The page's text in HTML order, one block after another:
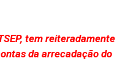
tem reiteradamente
da arrecadação do